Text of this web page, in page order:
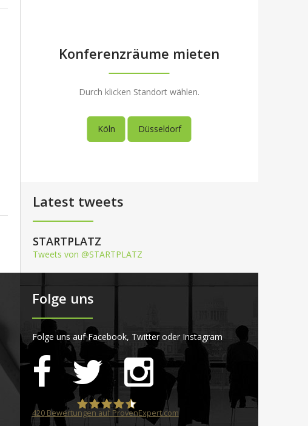
Konferenzräume mieten
Durch klicken Standort wählen.
Köln Düsseldorf
Latest tweets
STARTPLATZ
Tweets von @STARTPLATZ
Folge uns
Folge uns auf Facebook, Twitter oder Instagram
420Bewertungen auf ProvenExpert.com